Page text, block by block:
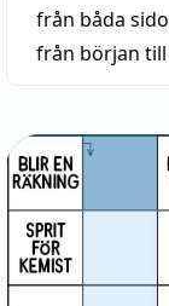
från båda
från början